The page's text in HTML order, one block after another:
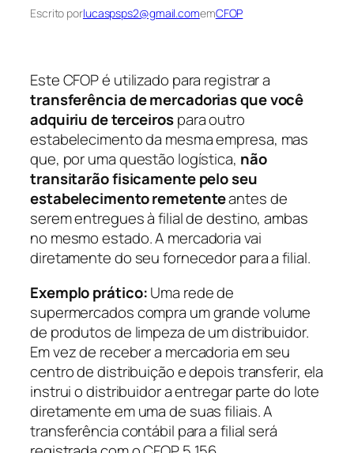
Escrito porlucaspsps2@gmail.comemCFOP
Este CFOP é utilizado para registrar a
transferência de mercadorias que você
adquiriu de terceirospara outro
estabelecimento da mesma empresa, mas
que, por uma questão logística, não
transitarão fisicamente pelo seu
estabelecimento remetenteantes de
serem entregues à filial de destino, ambas
no mesmo estado. A mercadoria vai
diretamente do seu fornecedor para a filial.
Exemplo prático:Uma rede de
supermercados compra um grande volume
de produtos de limpeza de um distribuidor.
Em vez de receber a mercadoria em seu
centro de distribuição e depois transferir, ela
instrui o distribuidor a entregar parte do lote
diretamente em uma de suas filiais. A
transferência contábil para a filial será